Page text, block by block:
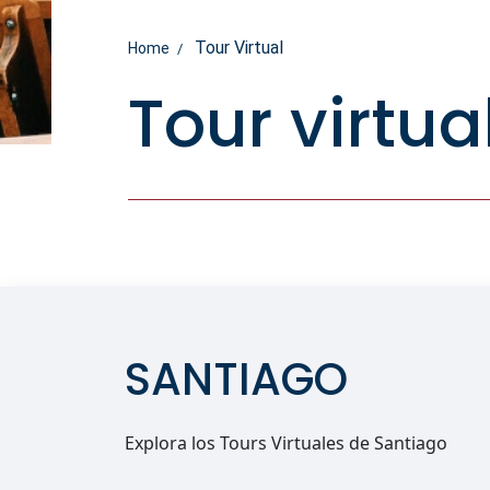
Home Tour Virtual
Tour
SANTIAGO
Explora los Tours Virtuales de Santiago